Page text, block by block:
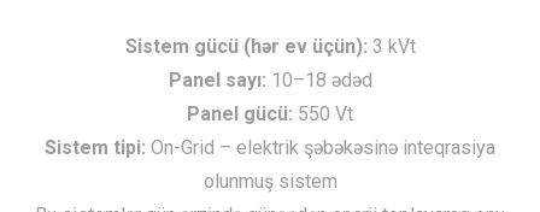
Sistem gücü (hər ev üçün): 3 kVt
Panel sayı: 10–18 ədəd
Panel gücü: 550 Vt
Sistem tipi: On-Grid – elektrik şəbəkəsinə inteqrasiya
olunmuş sistem